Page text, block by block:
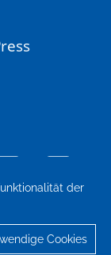
der
Cookies